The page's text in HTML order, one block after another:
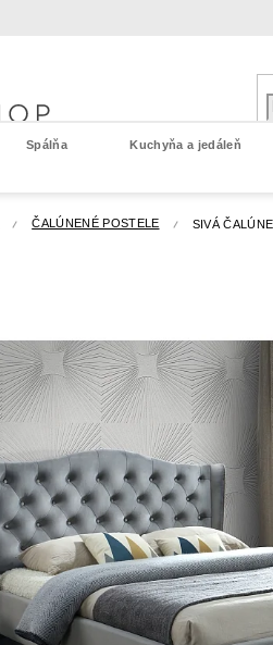
Spálňa Kuchyňa a jedáleň
ČALÚNENÉ POSTELE SIVÁ